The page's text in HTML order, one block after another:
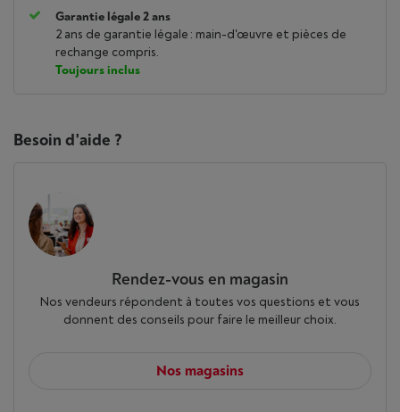
Garantie légale 2 ans
2 ans de garantie légale : main-d'œuvre et pièces de
rechange compris.
Toujours inclus
Besoin d'aide ?
Rendez-vous en magasin
Nos vendeurs répondent à toutes vos questions et vous
donnent des conseils pour faire le meilleur choix.
Nos magasins